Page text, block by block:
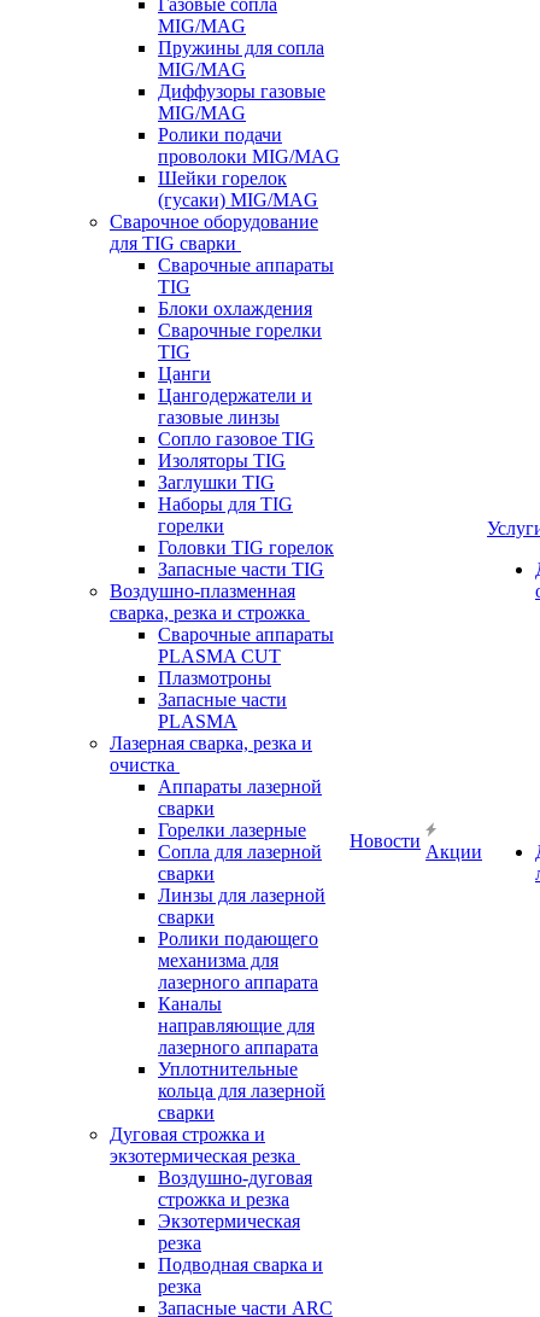
Газовые сопла
MIG/MAG
Пружины для сопла
MIG/MAG
Диффузоры газовые
MIG/MAG
Ролики подачи
проволоки MIG/MAG
Шейки горелок
(гусаки) MIG/MAG
Сварочное оборудование
для TIG сварки
Сварочные аппараты
TIG
Блоки охлаждения
Сварочные горелки
TIG
Цанги
Цангодержатели и
газовые линзы
Сопло газовое TIG
Изоляторы TIG
Заглушки TIG
Наборы для TIG
горелки
Головки TIG горелок
Запасные части TIG
Воздушно-плазменная
сварка, резка и строжка
Сварочные аппараты
PLASMA CUT
Плазмотроны
Запасные части
PLASMA
Лазерная сварка, резка и
очистка
Аппараты лазерной
сварки
Горелки лазерные
Сопла для лазерной
сварки
Линзы для лазерной
сварки
Ролики подающего
механизма для
лазерного аппарата
Каналы
направляющие для
лазерного аппарата
Уплотнительные
кольца для лазерной
сварки
Дуговая строжка и
экзотермическая резка
Воздушно-дуговая
строжка и резка
Экзотермическая
резка
Подводная сварка и
резка
Запасные части ARC
Новости
Акции